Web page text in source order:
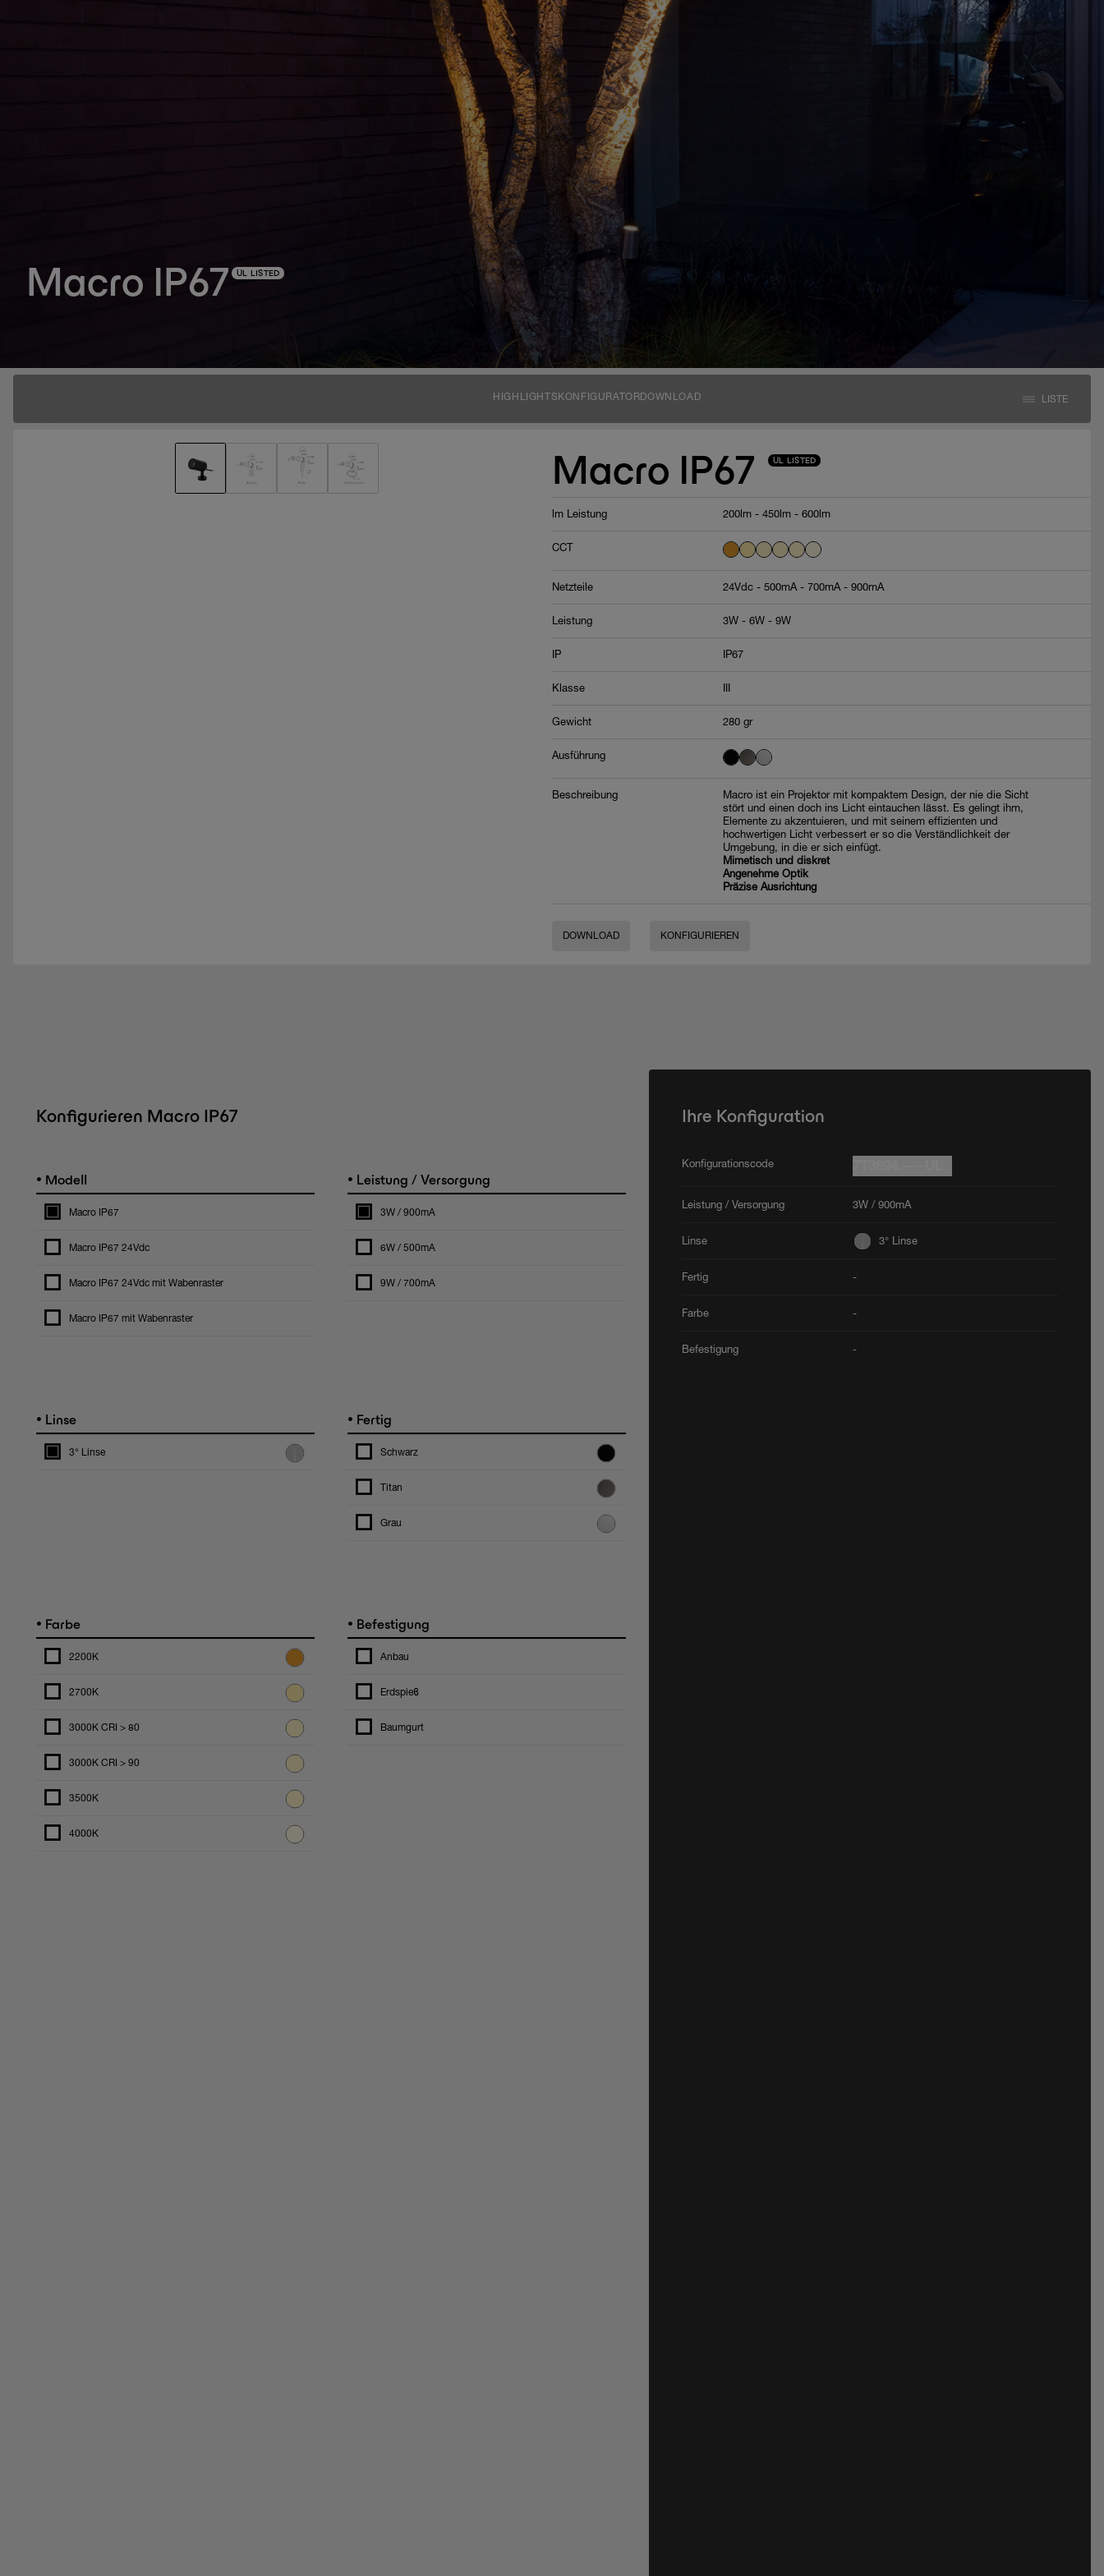
Macro IP67 UL LISTED
HIGHLIGHTS KONFIGURATORDOWNLOAD LISTE
Macro IP67 UL LISTED
lm Leistung 200lm - 450lm - 600lm
CCT
Netzteile 24Vdc - 500mA - 700mA - 900mA
Leistung 3W - 6W - 9W
IP IP67
Klasse
Gewicht 280 gr
Ausführung
Beschreibung
Macro ist ein Projektor mit kompaktem Design, der nie die Sicht
stört und einen doch ins Licht eintauchen lässt. Es gelingt ihm,
Elemente zu akzentuieren, und mit seinem effizienten und
hochwertigen Licht verbessert er so die Verständlichkeit der
Umgebung, in die er sich einfügt.
Mimetisch und diskret
Angenehme Optik
Präzise Ausrichtung
DOWNLOAD KONFIGURIEREN
Konfigurieren Macro IP67
• Modell
Macro IP67
Macro IP67 24Vdc
Macro IP67 24Vdc mit Wabenraster
Macro IP67 mit Wabenraster
• Leistung / Versorgung
3W / 900mA
6W / 500mA
9W / 700mA
• Linse
3° Linse
• Fertig
Schwarz
Titan
Grau
• Farbe
2200K
2700K
3000K CRI > 80
3000K CRI > 90
3500K
4000K
• Befestigung
Anbau
Erdspieϐ
Baumgurt
Ihre Konfiguration
Konfigurationscode
Leistung / Versorgung 3W / 900mA
Linse 3° Linse
Fertig -
Farbe -
Befestigung -